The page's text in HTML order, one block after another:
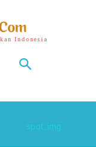
Indonesia